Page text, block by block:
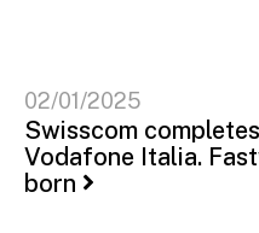
02/01/2025
Swisscom
Vodafone Italia.
born